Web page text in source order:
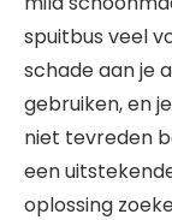
spuitbus veel
schade aan je
gebruiken, en
niet tevreden
een
oplossing